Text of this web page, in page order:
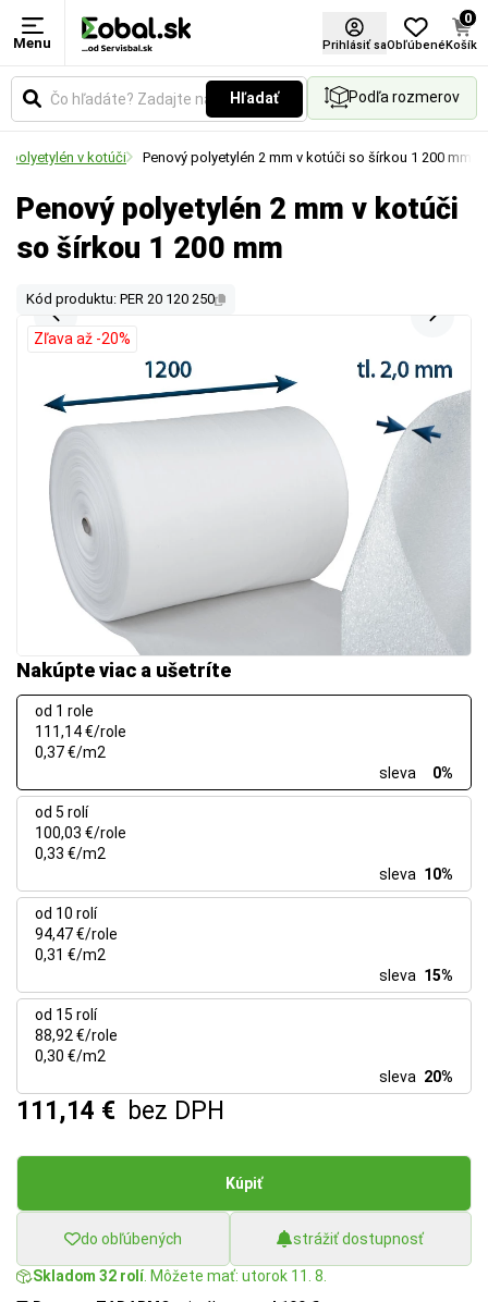
Menu Prihlásiť saObľúbené
0
Košík
Hľadať Podľa rozmerov
polyetylén v kotúči Penový polyetylén 2 mm v kotúči so šírkou 1 200 mm
Penový polyetylén 2 mm v kotúči
so šírkou 1 200 mm
Kód produktu: PER 20 120 250
Nakúpte viac a ušetríte
od 1 role
111,14 €/role
0,37 €/m2
sleva
0%
od 5 rolí
100,03 €/role
0,33 €/m2
sleva 10%
od 10 rolí
94,47 €/role
0,31 €/m2
sleva 15%
od 15 rolí
88,92 €/role
0,30 €/m2
sleva 20%
111,14 € bez DPH
Kúpiť
do obľúbených strážiť dostupnosť
Skladom 32 rolí. Môžete mať: utorok 11. 8.
Zľava až -20%